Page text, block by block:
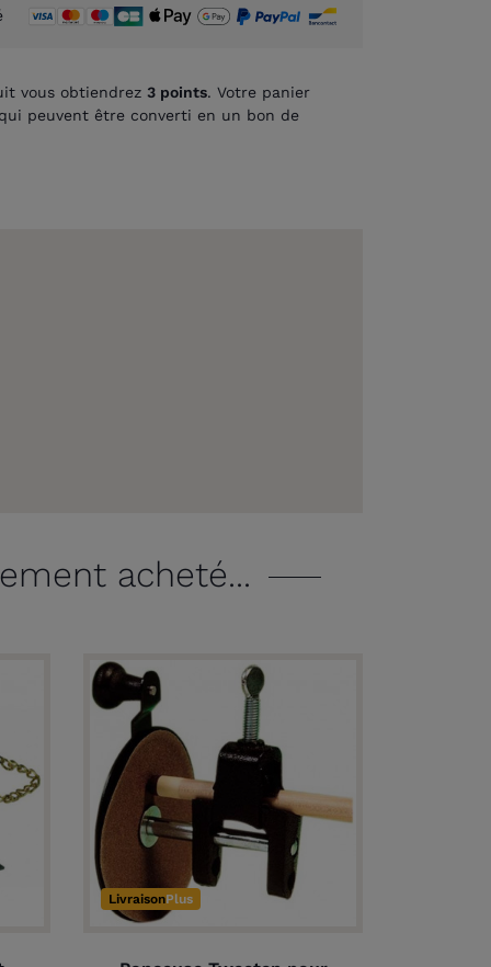
vous obtiendrez 3 points. Votre panier
qui peuvent être converti en un bon de
acheté...
LivraisonPlus